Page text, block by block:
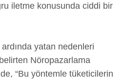
iletme konusunda ciddi bir
yatan nedenleri
Nöropazarlama
“Bu yöntemle tüketicilerin